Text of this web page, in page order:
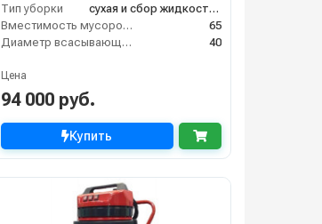
Тип уборки
сухая и сбор жидкостей
Вместимость мусоросборника (л)
65
Диаметр всасывающего отверстия (мм)
40
Цена
94 000 руб.
Купить